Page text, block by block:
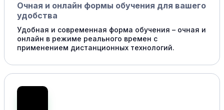
Очная и онлайн формы обучения для вашего
удобства
Удобная и современная форма обучения – очная и
онлайн в режиме реального времен с
применением дистанционных технологий.